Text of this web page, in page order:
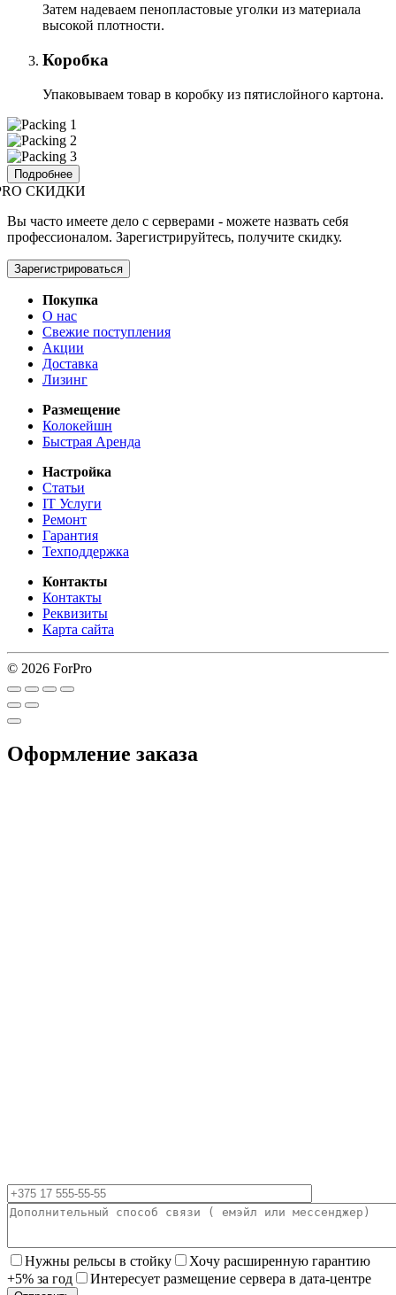
Затем надеваем пенопластовые уголки из материала
высокой плотности.
Коробка
Упаковываем товар в коробку из пятислойного картона.
Подробнее
СКИДКИ
Вы часто имеете дело с серверами - можете назвать себя
профессионалом. Зарегистрируйтесь, получите скидку.
Зарегистрироваться
Покупка
О нас
Свежие поступления
Акции
Доставка
Лизинг
Размещение
Колокейшн
Быстрая Аренда
Настройка
Статьи
IT Услуги
Ремонт
Гарантия
Техподдержка
Контакты
Контакты
Реквизиты
Карта сайта
© 2026 ForPro
Оформление заказа
Нужны рельсы в стойку
Хочу расширенную гарантию
+5% за год
Интересует размещение сервера в дата-центре